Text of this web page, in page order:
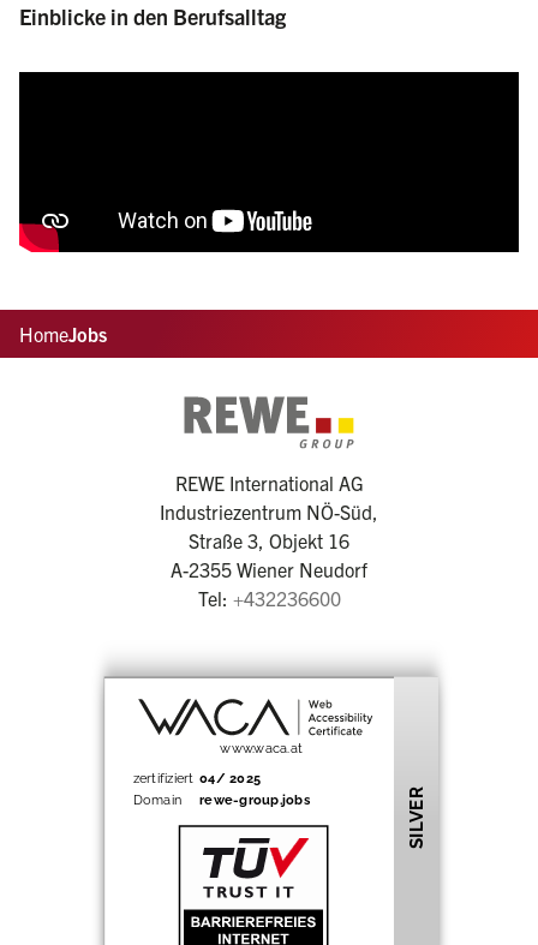
Einblicke in den Berufsalltag
HomeJobs
REWE International AG
Industriezentrum NÖ-Süd,
Straße 3, Objekt 16
A-2355 Wiener Neudorf
Tel: +432236600